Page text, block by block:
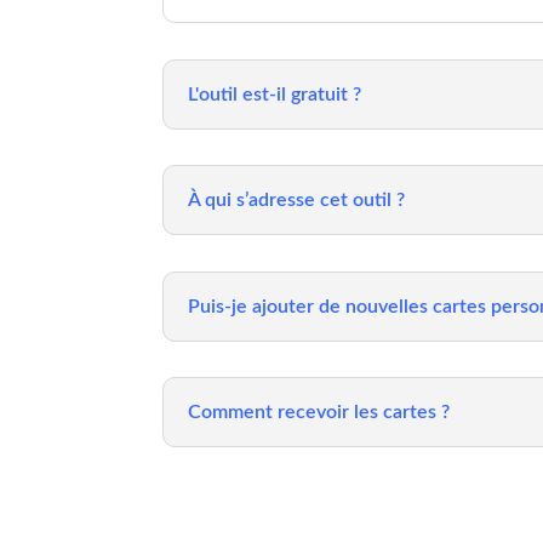
L'outil est-il gratuit ?
À qui s’adresse cet outil ?
Puis-je ajouter de nouvelles cartes
Comment recevoir les cartes ?